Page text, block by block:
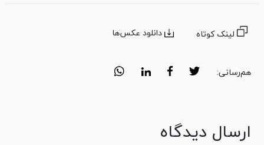
لینک کوتاه دانلود عکس‌ها
هم‌رسانی:
ارسال دیدگاه